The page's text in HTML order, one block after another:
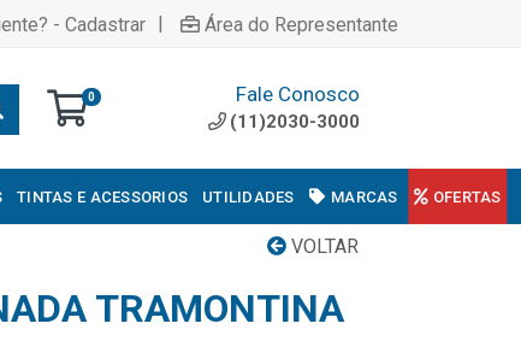
- Cadastrar | Área do Representante
0 Fale Conosco
(11)2030-3000
TINTAS E ACESSORIOS UTILIDADES MARCAS OFERTAS
VOLTAR
TRAMONTINA